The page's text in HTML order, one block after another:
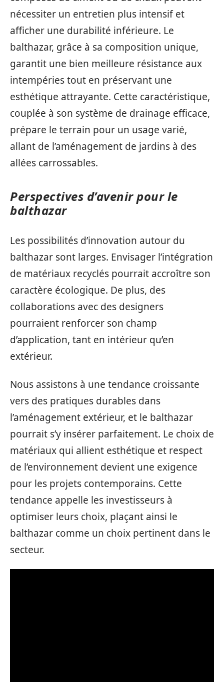
nécessiter un entretien plus intensif et
afficher une durabilité inférieure. Le
balthazar, grâce à sa composition unique,
garantit une bien meilleure résistance aux
intempéries tout en préservant une
esthétique attrayante. Cette caractéristique,
couplée à son système de drainage efficace,
prépare le terrain pour un usage varié,
allant de l’aménagement de jardins à des
allées carrossables.
Perspectives d’avenir pour le
balthazar
Les possibilités d’innovation autour du
balthazar sont larges. Envisager l’intégration
de matériaux recyclés pourrait accroître son
caractère écologique. De plus, des
collaborations avec des designers
pourraient renforcer son champ
d’application, tant en intérieur qu’en
extérieur.
Nous assistons à une tendance croissante
vers des pratiques durables dans
l’aménagement extérieur, et le balthazar
pourrait s’y insérer parfaitement. Le choix de
matériaux qui allient esthétique et respect
de l’environnement devient une exigence
pour les projets contemporains. Cette
tendance appelle les investisseurs à
optimiser leurs choix, plaçant ainsi le
balthazar comme un choix pertinent dans le
secteur.